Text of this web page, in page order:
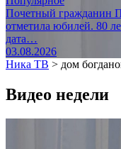
Почетный гражданин
отметила юбилей. 80
дата…
03.08.2026
Ника ТВ > дом
Видео недели